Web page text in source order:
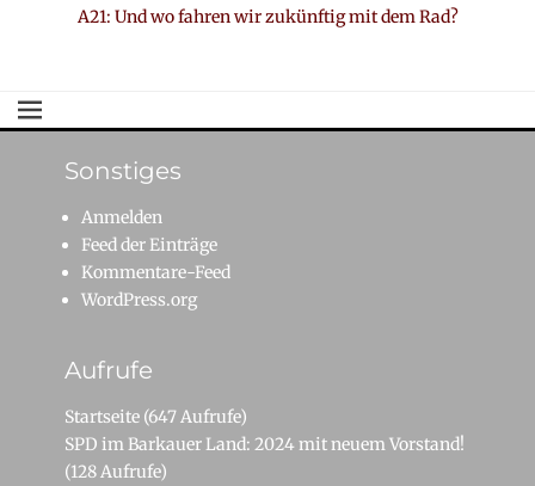
Nächster
A21: Und wo fahren wir zukünftig mit dem Rad?
Sonstiges
Anmelden
Feed der Einträge
Kommentare-Feed
WordPress.org
Aufrufe
Startseite (647 Aufrufe)
SPD im Barkauer Land: 2024 mit neuem Vorstand!
(128 Aufrufe)